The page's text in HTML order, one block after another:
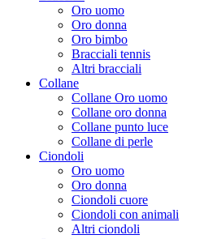
Oro uomo
Oro donna
Oro bimbo
Bracciali tennis
Altri bracciali
Collane
Collane Oro uomo
Collane oro donna
Collane punto luce
Collane di perle
Ciondoli
Oro uomo
Oro donna
Ciondoli cuore
Ciondoli con animali
Altri ciondoli